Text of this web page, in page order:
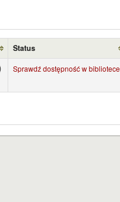
Status
Sprawdź dostępność w bibliotece